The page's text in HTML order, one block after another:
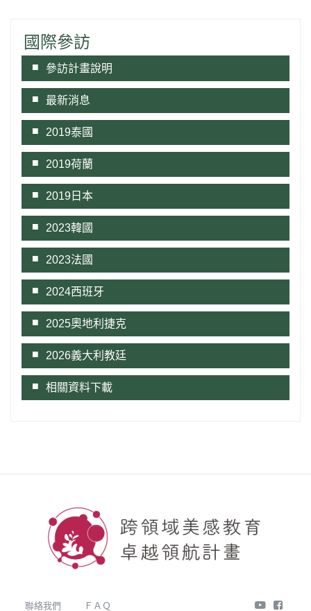
國際參訪
參訪計畫說明
最新消息
2019泰國
2019荷蘭
2019日本
2023韓國
2023法國
2024西班牙
2025奧地利捷克
2026義大利教廷
相關資料下載
聯絡我們 ＦＡＱ youtube